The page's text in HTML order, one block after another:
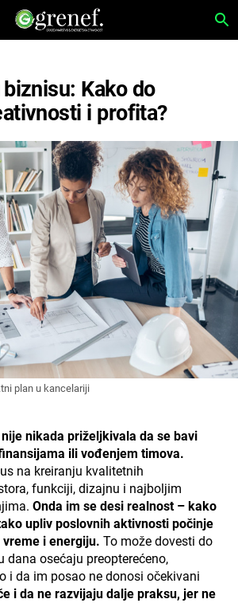
Kako do
i profita?
plan u kancelariji
nikada priželjkivala da se bavi
ili vođenjem timova.
na kreiranju kvalitetnih
funkciji, dizajnu i najboljim
Onda im se desi realnost – kako
upliv poslovnih aktivnosti počinje
i energiju. To može dovesti do
dana osećaju preopterećeno,
i da im posao ne donosi očekivani
i da ne razvijaju dalje praksu, jer ne